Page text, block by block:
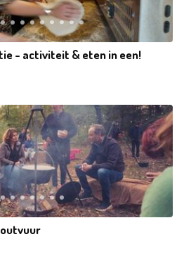
- activiteit & eten in een!